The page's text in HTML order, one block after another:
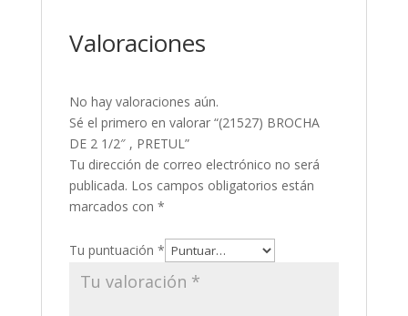
Valoraciones
No hay valoraciones aún.
Sé el primero en valorar “(21527) BROCHA
DE 2 1/2″ , PRETUL”
Tu dirección de correo electrónico no será
publicada. Los campos obligatorios están
marcados con *
Tu puntuación *